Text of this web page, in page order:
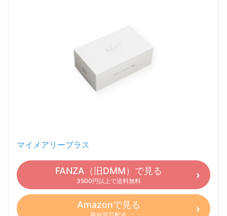
マイメアリープラス
FANZA（旧DMM）で見る
3500円以上で送料無料
Amazonで見る